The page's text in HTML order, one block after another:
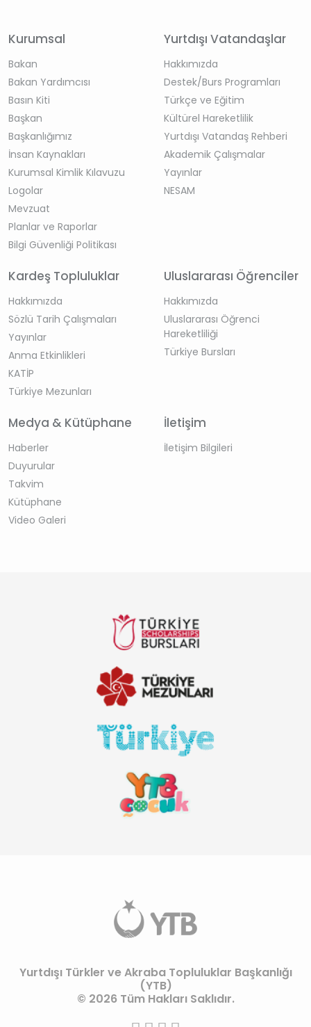
Kurumsal
Bakan
Bakan Yardımcısı
Basın Kiti
Başkan
Başkanlığımız
İnsan Kaynakları
Kurumsal Kimlik Kılavuzu
Logolar
Mevzuat
Planlar ve Raporlar
Bilgi Güvenliği Politikası
Yurtdışı Vatandaşlar
Hakkımızda
Destek/Burs Programları
Türkçe ve Eğitim
Kültürel Hareketlilik
Yurtdışı Vatandaş Rehberi
Akademik Çalışmalar
Yayınlar
NESAM
Kardeş Topluluklar
Hakkımızda
Sözlü Tarih Çalışmaları
Yayınlar
Anma Etkinlikleri
KATİP
Türkiye Mezunları
Uluslararası Öğrenciler
Hakkımızda
Uluslararası Öğrenci
Hareketliliği
Türkiye Bursları
Medya & Kütüphane
Haberler
Duyurular
Takvim
Kütüphane
Video Galeri
İletişim
İletişim Bilgileri
Yurtdışı Türkler ve Akraba Topluluklar Başkanlığı
(YTB)
© 2026 Tüm Hakları Saklıdır.